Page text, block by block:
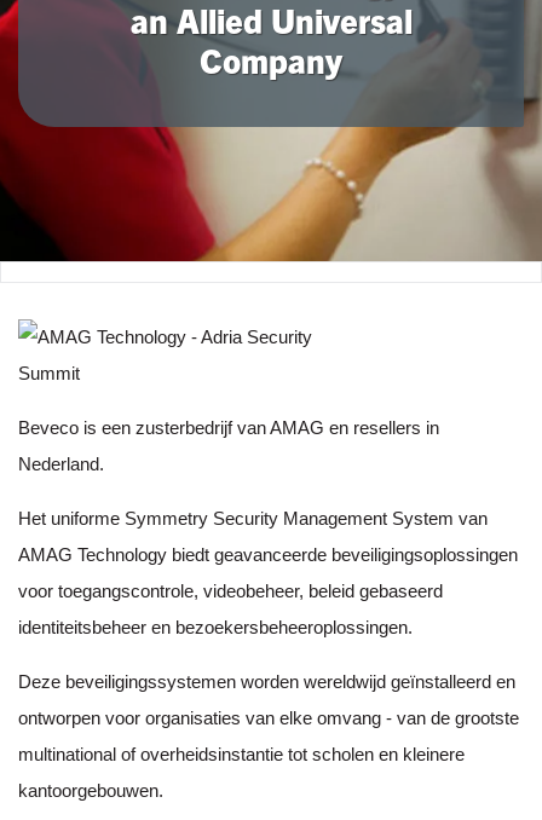
an Allied Universal
Company
Beveco is een zusterbedrijf van AMAG en resellers in
Nederland.
Het uniforme Symmetry Security Management System van
AMAG Technology biedt geavanceerde beveiligingsoplossingen
voor toegangscontrole, videobeheer, beleid gebaseerd
identiteitsbeheer en bezoekersbeheeroplossingen.
Deze beveiligingssystemen worden wereldwijd geïnstalleerd en
ontworpen voor organisaties van elke omvang - van de grootste
multinational of overheidsinstantie tot scholen en kleinere
kantoorgebouwen.